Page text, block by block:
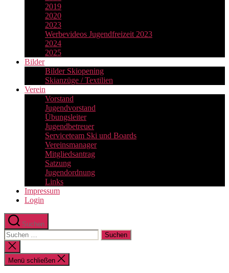
2019
2020
2023
Werbevideos Jugendfreizeit 2023
2024
2025
Bilder
Bilder Skiopening
Skianzüge / Textilien
Verein
Vorstand
Jugendvorstand
Übungsleiter
Jugendbetreuer
Serviceteam Ski und Boards
Vereinsmanager
Mitgliedsantrag
Satzung
Jugendordnung
Links
Impressum
Login
Suchen
Suchen
nach:
Suche
schließen
Menü schließen